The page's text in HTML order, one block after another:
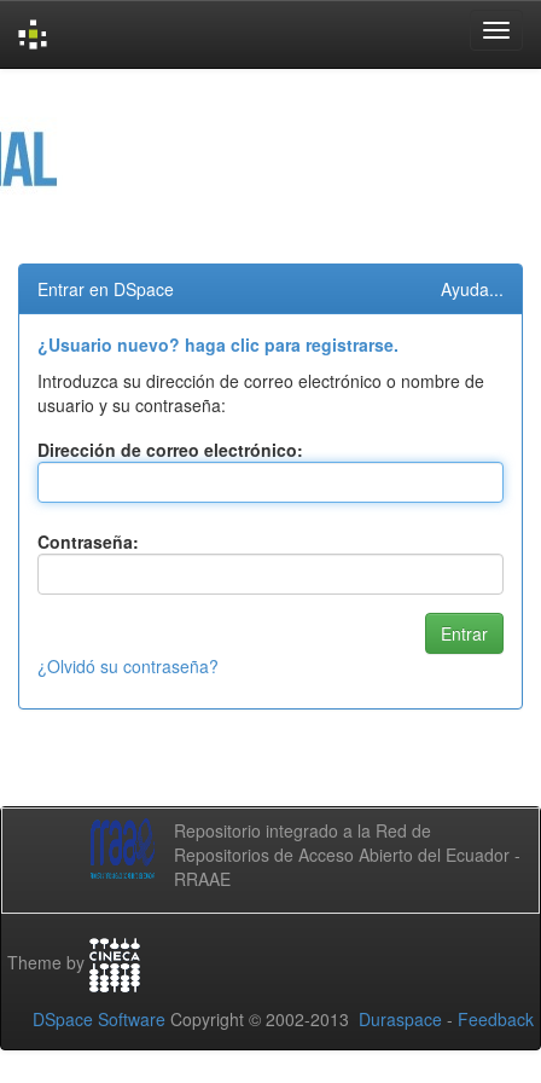
Entrar en DSpace Ayuda...
¿Usuario nuevo? haga clic para registrarse.
Introduzca su dirección de correo electrónico o nombre de
usuario y su contraseña:
Dirección de correo electrónico:
Contraseña:
¿Olvidó su contraseña?
Repositorio integrado a la Red de
Repositorios de Acceso Abierto del Ecuador -
RRAAE
Theme by
DSpace Software Copyright © 2002-2013 Duraspace - Feedback